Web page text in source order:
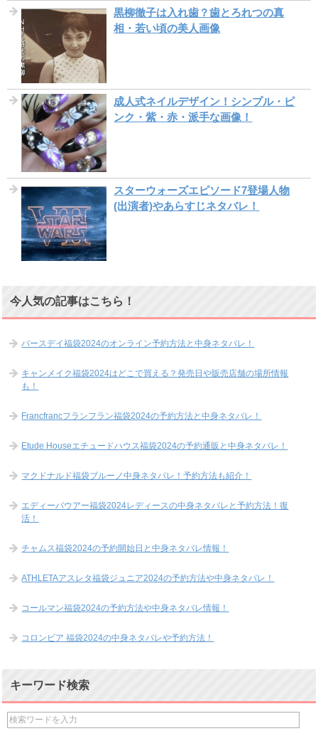
黒柳徹子は入れ歯？歯とろれつの真
相・若い頃の美人画像
成人式ネイルデザイン！シンプル・ピ
ンク・紫・赤・派手な画像！
スターウォーズエピソード7登場人物
(出演者)やあらすじネタバレ！
今人気の記事はこちら！
バースデイ福袋2024のオンライン予約方法と中身ネタバレ！
キャンメイク福袋2024はどこで買える？発売日や販売店舗の場所情報
も！
Francfrancフランフラン福袋2024の予約方法と中身ネタバレ！
Etude Houseエチュードハウス福袋2024の予約通販と中身ネタバレ！
マクドナルド福袋ブルーノ中身ネタバレ！予約方法も紹介！
エディーバウアー福袋2024レディースの中身ネタバレと予約方法！復
活！
チャムス福袋2024の予約開始日と中身ネタバレ情報！
ATHLETAアスレタ福袋ジュニア2024の予約方法や中身ネタバレ！
コールマン福袋2024の予約方法や中身ネタバレ情報！
コロンビア 福袋2024の中身ネタバレや予約方法！
キーワード検索